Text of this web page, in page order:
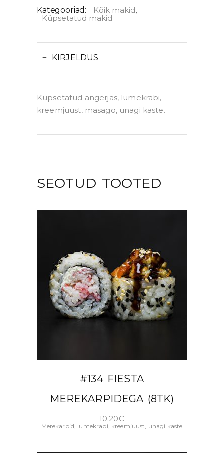
Kategooriad: Kõik makid,
Küpsetatud makid
KIRJELDUS
Küpsetatud angerjas, lumekrabi,
kreemjuust, masago, unagi kaste.
SEOTUD TOOTED
LISA KORVI
#134 FIESTA
MEREKARPIDEGA (8TK)
10.20€
Merekarbid, lumekrabi, kreemjuust, unagi kaste